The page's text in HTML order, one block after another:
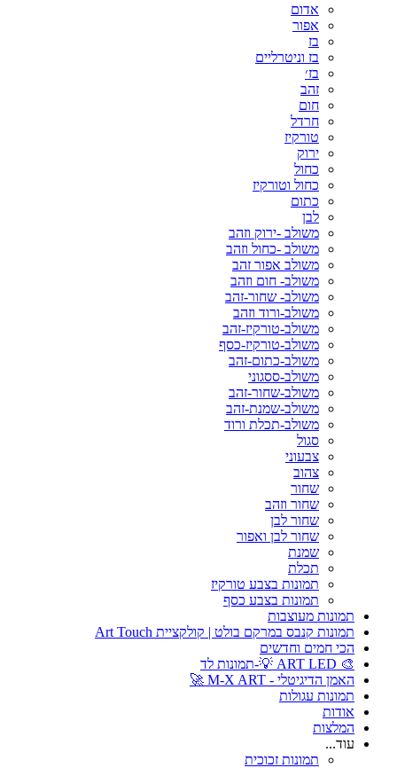
אדום
אפור
בז
בז וניטרליים
בז׳
זהב
חום
חרדל
טורקיז
ירוק
כחול
כחול וטורקיז
כתום
לבן
משולב -ירוק וזהב
משולב -כחול וזהב
משולב אפור זהב
משולב- חום וזהב
משולב- שחור-זהב
משולב-ורוד וזהב
משולב-טורקיז-זהב
משולב-טורקיז-כסף
משולב-כתום-זהב
משולב-ססגוני
משולב-שחור-זהב
משולב-שמנת-זהב
משולב-תכלת ורוד
סגול
צבעוני
צהוב
שחור
שחור וזהב
שחור לבן
שחור לבן ואפור
שמנת
תכלת
תמונות בצבע טורקיז
תמונות בצבע כסף
תמונות מעוצבות
תמונות קנבס במרקם בולט | קולקציית Art Touch
הכי חמים וחדשים
🎨 ART LED 💡-תמונות לד
האמן הדיגיטלי - M-X ART 🚀
תמונות עגולות
אודות
המלצות
עוד...
תמונות זכוכית